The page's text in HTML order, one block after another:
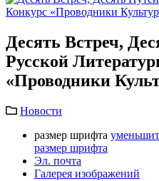
Десять Встреч,
Русской
«Проводники
Новости
размер шрифта
размер шрифта
Эл. почта
Галерея изображений